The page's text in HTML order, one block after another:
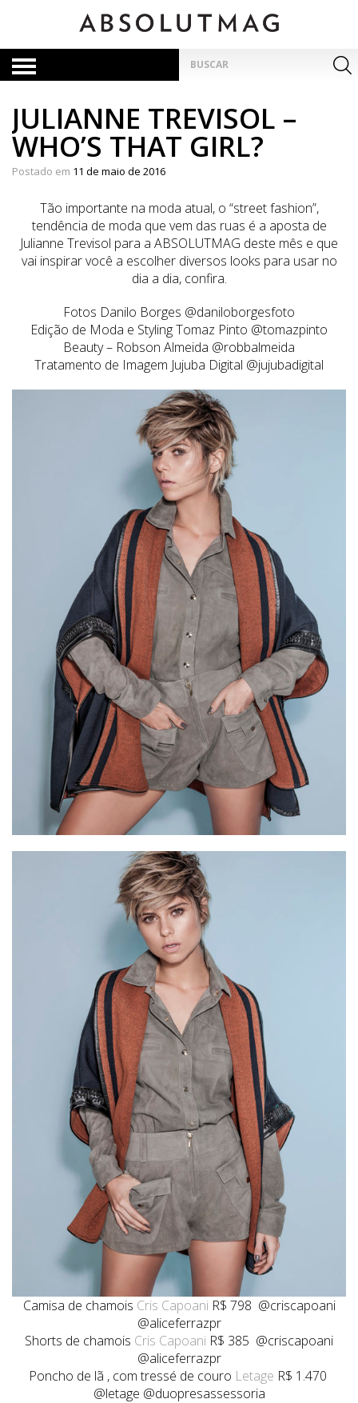
por:
JULIANNE TREVISOL –
WHO’S THAT GIRL?
Postado em 11 de maio de 2016
Tão importante na moda atual, o “street fashion”,
tendência de moda que vem das ruas é a aposta de
Julianne Trevisol para a ABSOLUTMAG deste mês e que
vai inspirar você a escolher diversos looks para usar no
dia a dia, confira.
Fotos Danilo Borges @daniloborgesfoto
Edição de Moda e Styling Tomaz Pinto @tomazpinto
Beauty – Robson Almeida @robbalmeida
Tratamento de Imagem Jujuba Digital @jujubadigital
Camisa de chamois Cris CapoaniR$ 798 @criscapoani
@aliceferrazpr
Shorts de chamois Cris Capoani R$ 385 @criscapoani
@aliceferrazpr
Poncho de lã , com tressé de couro Letage R$ 1.470
@letage @duopresassessoria